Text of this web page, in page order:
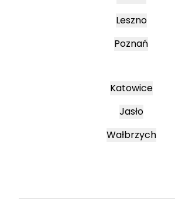
Leszno
Poznań
Katowice
Jasło
Wałbrzych